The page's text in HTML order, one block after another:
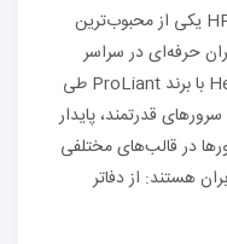
سرور فیزیکی HP یا HP Physical Server یکی از محبوب‌ترین
حرفه‌ای در سراسر
دنیاست. شرکت Hewlett-Packard (HP) با برند ProLiant طی
قدرتمند، پایدار
در قالب‌های مختلفی
هستند: از دفاتر